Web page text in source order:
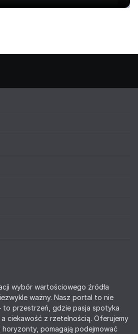
wybór wartościowego źródła
ważny. Nasz portal to nie
przestrzeń, gdzie pasja spotyka
ciekawość z rzetelnością. Oferujemy
pomagają podejmować